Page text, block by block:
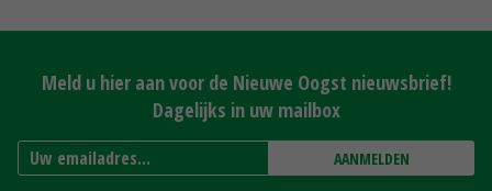
Meld u hier aan voor de Nieuwe Oogst nieuwsbrief!
Dagelijks in uw mailbox
AANMELDEN